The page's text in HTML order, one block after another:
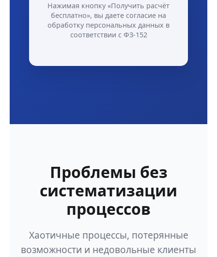
Нажимая кнопку «Получить расчёт
бесплатно», вы даете согласие на
обработку персональных данных в
соответствии с ФЗ-152
Проблемы без
систематизации
процессов
Хаотичные процессы, потерянные
возможности и недовольные клиенты